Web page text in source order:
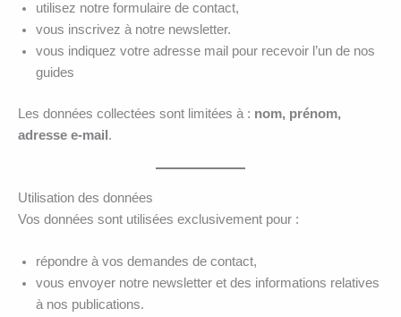
utilisez notre formulaire de contact,
vous inscrivez à notre newsletter.
vous indiquez votre adresse mail pour recevoir l’un de nos
guides
Les données collectées sont limitées à : nom, prénom,
adresse e-mail .
Utilisation des données
Vos données sont utilisées exclusivement pour :
répondre à vos demandes de contact,
vous envoyer notre newsletter et des informations relatives
à nos publications.